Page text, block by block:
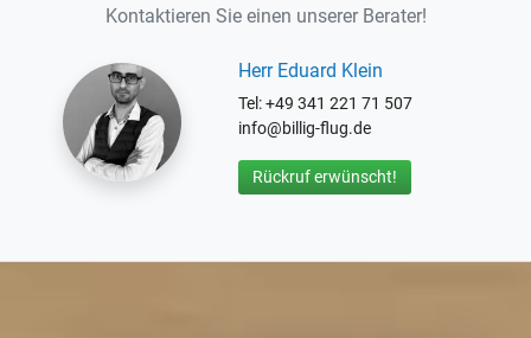
Kontaktieren Sie einen unserer Berater!
Herr Eduard Klein
Tel: +49 341 221 71 507
info@billig-flug.de
Rückruf erwünscht!